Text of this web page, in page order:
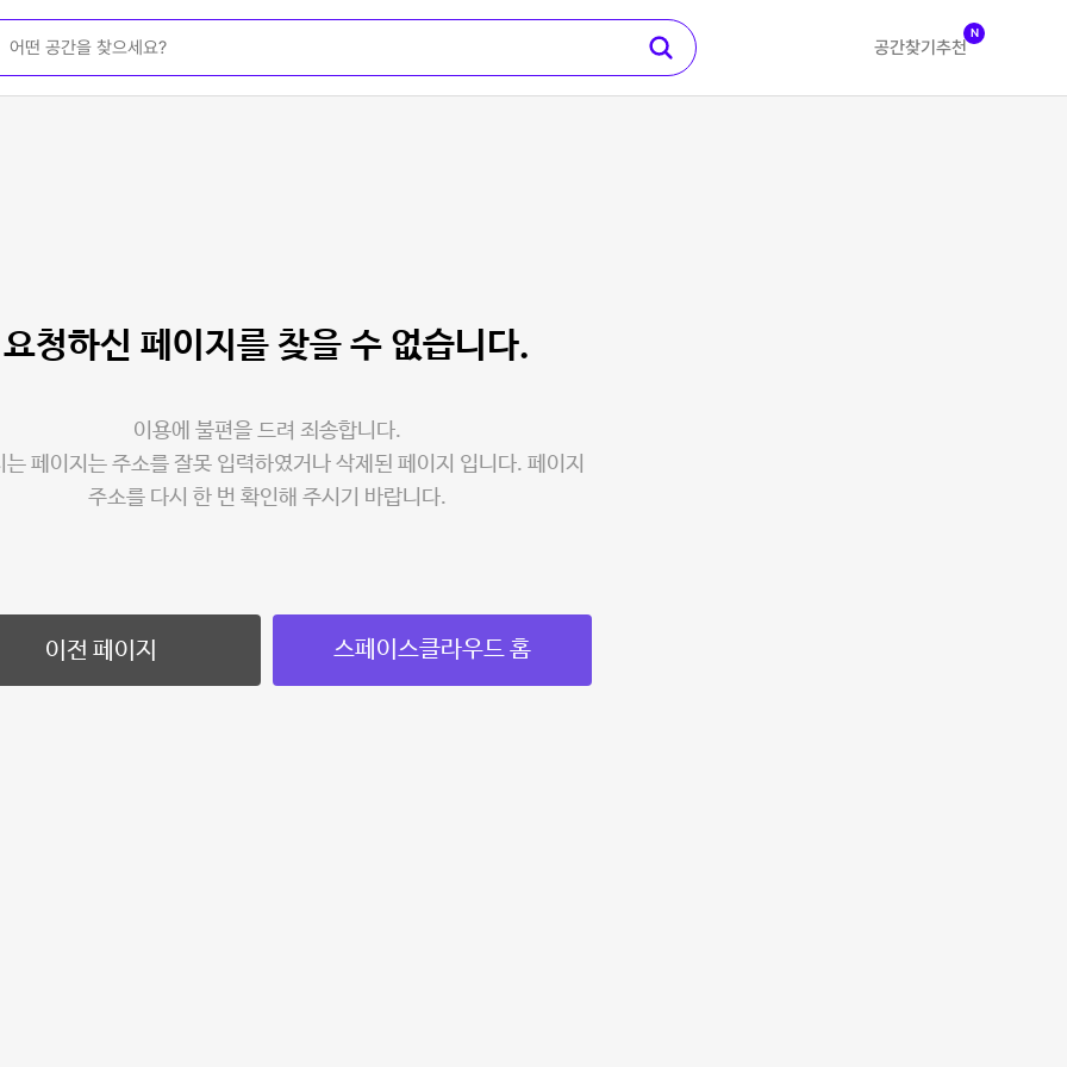
공간찾기 추천
N
요청하신 페이지를 찾을 수 없습니다.
이용에 불편을 드려 죄송합니다.
는 페이지는 주소를 잘못 입력하였거나 삭제된 페이지 입니다. 페이지
주소를 다시 한 번 확인해 주시기 바랍니다.
이전 페이지 스페이스클라우드 홈